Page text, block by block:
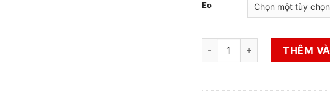
Eo
Đầm 2hand số lượngTHÊM